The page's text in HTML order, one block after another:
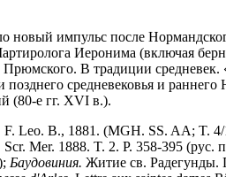
новый импульс после
Иеронима (включая
В традиции средневек.
средневековья и
(80-е гг. XVI в.).
F. Leo. B., 1881. (MGH. SS. AA; T. 4/
Mer. 1888. T. 2. P. 358-395 (рус.
Баудовиния. Житие св. Радегунды.